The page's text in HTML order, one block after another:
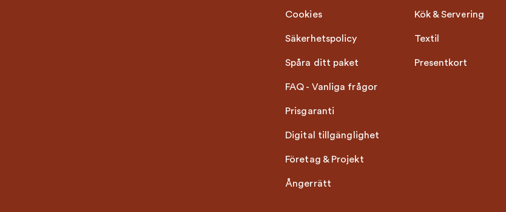
Cookies
Säkerhetspolicy
Spåra ditt paket
FAQ - Vanliga frågor
Prisgaranti
Digital tillgänglighet
Företag & Projekt
Ångerrätt
Kök & Servering
Textil
Presentkort